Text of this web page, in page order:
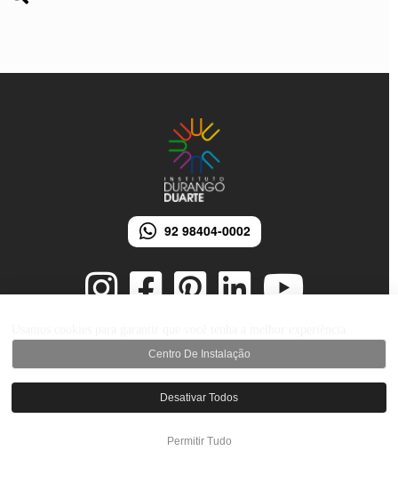
92 98404-0002
© 2026 Instituto Durango Duarte - Todos os direitos reservados.
Desenvolvido por iMarketing Agência Digital
Centro De Instalação
Desativar Todos
Permitir Tudo